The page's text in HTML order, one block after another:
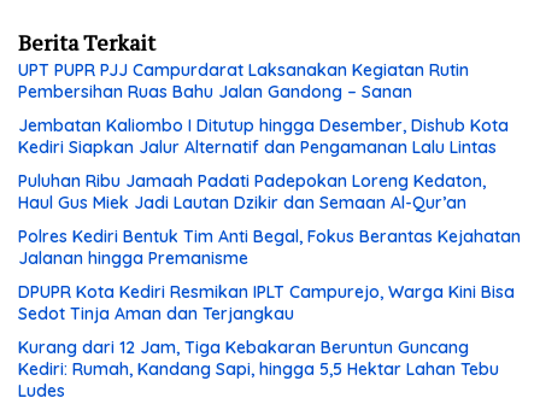
Berita Terkait
UPT PUPR PJJ Campurdarat Laksanakan Kegiatan Rutin
Pembersihan Ruas Bahu Jalan Gandong – Sanan
Jembatan Kaliombo I Ditutup hingga Desember, Dishub Kota
Kediri Siapkan Jalur Alternatif dan Pengamanan Lalu Lintas
Puluhan Ribu Jamaah Padati Padepokan Loreng Kedaton,
Haul Gus Miek Jadi Lautan Dzikir dan Semaan Al-Qur’an
Polres Kediri Bentuk Tim Anti Begal, Fokus Berantas Kejahatan
Jalanan hingga Premanisme
DPUPR Kota Kediri Resmikan IPLT Campurejo, Warga Kini Bisa
Sedot Tinja Aman dan Terjangkau
Kurang dari 12 Jam, Tiga Kebakaran Beruntun Guncang
Kediri: Rumah, Kandang Sapi, hingga 5,5 Hektar Lahan Tebu
Ludes